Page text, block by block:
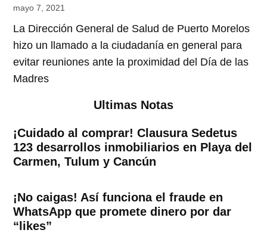
mayo 7, 2021
La Dirección General de Salud de Puerto Morelos
hizo un llamado a la ciudadanía en general para
evitar reuniones ante la proximidad del Día de las
Madres
Ultimas Notas
¡Cuidado al comprar! Clausura Sedetus
123 desarrollos inmobiliarios en Playa del
Carmen, Tulum y Cancún
¡No caigas! Así funciona el fraude en
WhatsApp que promete dinero por dar
“likes”